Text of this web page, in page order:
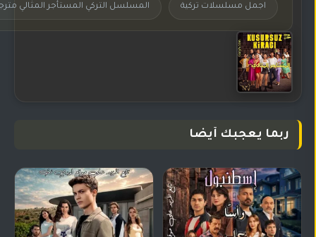
اجمل مسلسلات تركية المسلسل التركي المستأجر المثالي
ربما يعجبك أيضا